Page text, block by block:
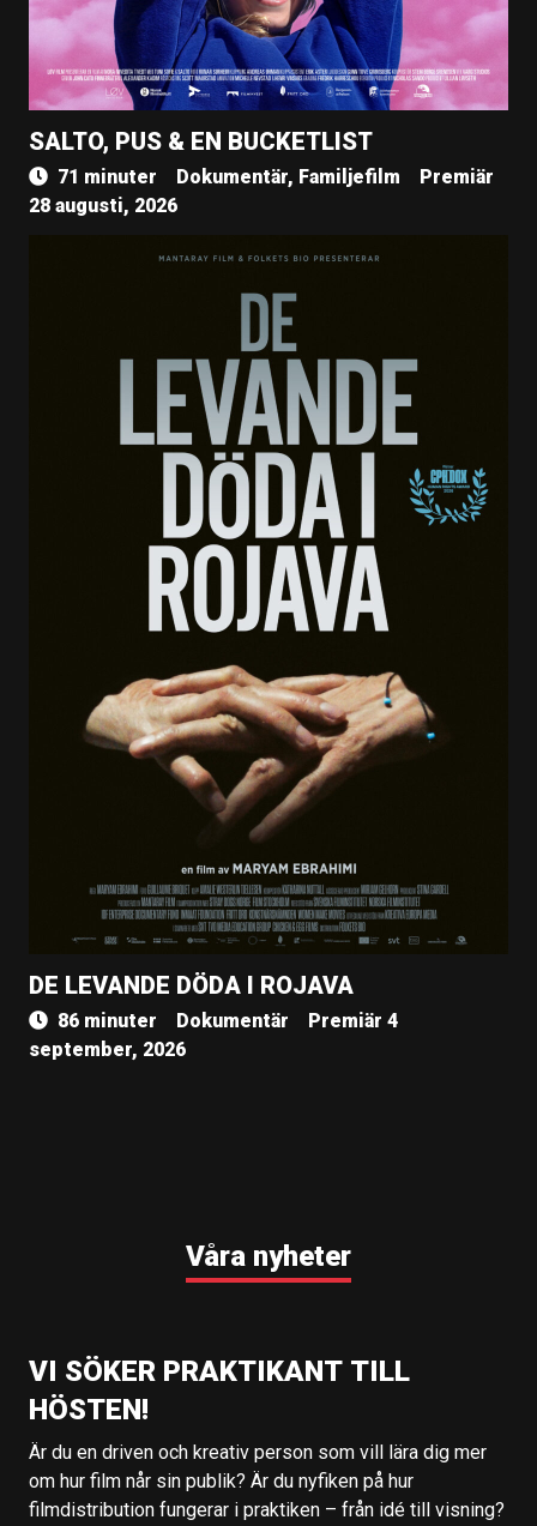
SALTO, PUS & EN BUCKETLIST
71 minuter Dokumentär, Familjefilm
Premiär
28 augusti, 2026
DE LEVANDE DÖDA I ROJAVA
86 minuter Dokumentär
Premiär 4
september, 2026
Våra nyheter
VI SÖKER PRAKTIKANT TILL
HÖSTEN!
Är du en driven och kreativ person som vill lära dig mer
om hur film når sin publik? Är du nyfiken på hur
filmdistribution fungerar i praktiken – från idé till visning?